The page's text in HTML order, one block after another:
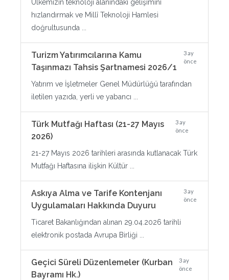
Ülkemizin teknoloji alanındaki gelişimini
hızlandırmak ve Millî Teknoloji Hamlesi
doğrultusunda ...
Turizm Yatırımcılarına Kamu
Taşınmazı Tahsis Şartnamesi 2026/1
3 ay
önce
Yatırım ve İşletmeler Genel Müdürlüğü tarafından
iletilen yazıda, yerli ve yabancı ...
Türk Mutfağı Haftası (21-27 Mayıs
2026)
3 ay
önce
21-27 Mayıs 2026 tarihleri arasında kutlanacak Türk
Mutfağı Haftasına ilişkin Kültür ...
Askıya Alma ve Tarife Kontenjanı
Uygulamaları Hakkında Duyuru
3 ay
önce
Ticaret Bakanlığından alınan 29.04.2026 tarihli
elektronik postada Avrupa Birliği ...
Geçici Süreli Düzenlemeler (Kurban
Bayramı Hk.)
3 ay
önce